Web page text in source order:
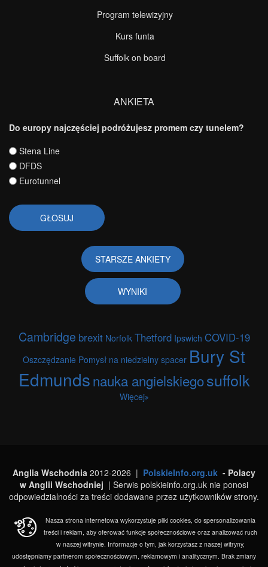
Program telewizyjny
Kurs funta
Suffolk on board
ANKIETA
Do europy najczęściej podróżujesz promem czy tunelem?
Wybory
Stena Line
DFDS
Eurotunnel
STARSZE ANKIETY
WYNIKI
Cambridge brexit Norfolk Thetford Ipswich COVID-19
Oszczędzanie Pomysł na niedzielny spacer Bury St
Edmundsnauka angielskiegosuffolk
Więcej
Anglia Wschodnia 2012-2026 | PolskieInfo.org.uk - Polacy
w Anglii Wschodniej | Serwis polskieinfo.org.uk nie ponosi
odpowiedzialności za treści dodawane przez użytkowników strony.
Nasza strona internetowa wykorzystuje pliki cookies, do spersonalizowania
treści i reklam, aby oferować funkcje społecznościowe oraz analizować ruch
w naszej witrynie. Informacje o tym, jak korzystasz z naszej witryny,
udostępniamy partnerom społecznościowym, reklamowym i analitycznym. Brak zmiany